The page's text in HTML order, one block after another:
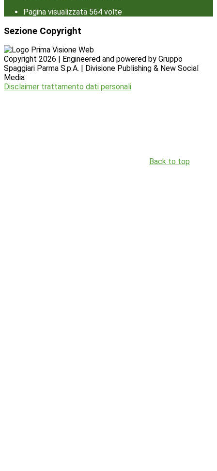
Pagina visualizzata 564 volte
Sezione Copyright
Copyright 2026 | Engineered and powered by Gruppo
Spaggiari Parma S.p.A. | Divisione Publishing & New Social
Media
Disclaimer trattamento dati personali
Back to top